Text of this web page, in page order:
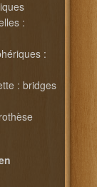
:
:
: bridges